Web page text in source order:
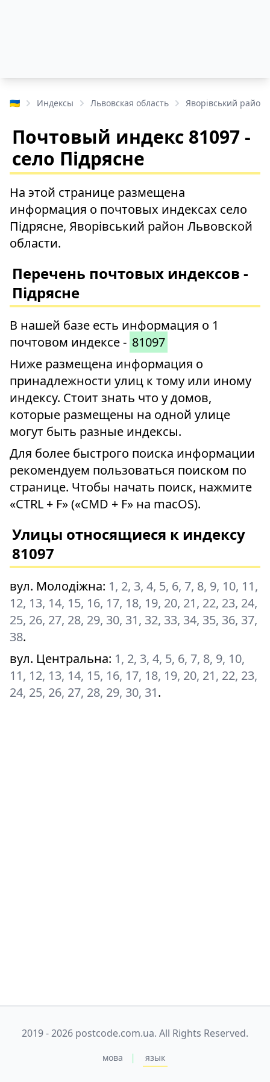
🇺🇦 Индексы Львовская область Яворівський район
Почтовый индекс 81097 -
село Підрясне
На этой странице размещена
информация о почтовых индексах село
Підрясне, Яворівський район Львовской
области.
Перечень почтовых индексов -
Підрясне
В нашей базе есть информация о 1
почтовом индексе - 81097
Ниже размещена информация о
принадлежности улиц к тому или иному
индексу. Стоит знать что у домов,
которые размещены на одной улице
могут быть разные индексы.
Для более быстрого поиска информации
рекомендуем пользоваться поиском по
странице. Чтобы начать поиск, нажмите
«CTRL + F» («CMD + F» на macOS).
Улицы относящиеся к индексу
81097
вул. Молодіжна: 1, 2, 3, 4, 5, 6, 7, 8, 9, 10, 11,
12, 13, 14, 15, 16, 17, 18, 19, 20, 21, 22, 23, 24,
25, 26, 27, 28, 29, 30, 31, 32, 33, 34, 35, 36, 37,
38.
вул. Центральна: 1, 2, 3, 4, 5, 6, 7, 8, 9, 10,
11, 12, 13, 14, 15, 16, 17, 18, 19, 20, 21, 22, 23,
24, 25, 26, 27, 28, 29, 30, 31.
2019 - 2026 postcode.com.ua. All Rights Reserved.
мова | язык